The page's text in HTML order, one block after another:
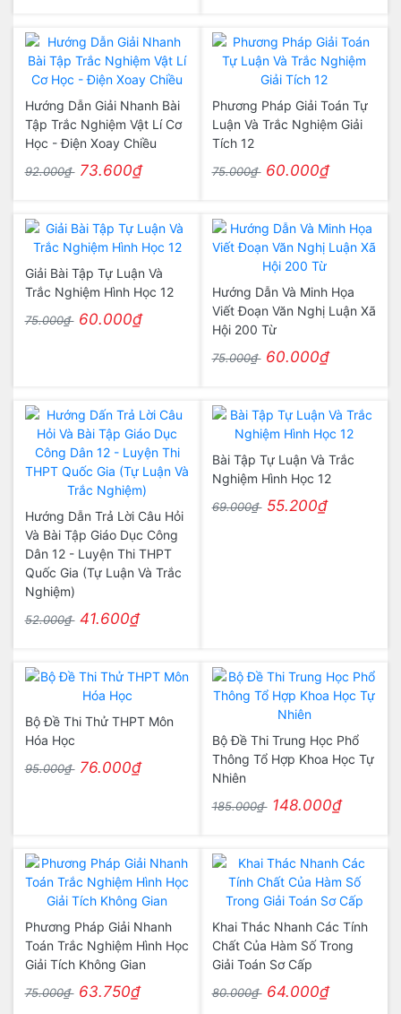
Hướng Dẫn Giải Nhanh Bài
Tập Trắc Nghiệm Vật Lí Cơ
Học - Điện Xoay Chiều
92.000₫ 73.600₫
Phương Pháp Giải Toán Tự
Luận Và Trắc Nghiệm Giải
Tích 12
75.000₫ 60.000₫
Giải Bài Tập Tự Luận Và
Trắc Nghiệm Hình Học 12
75.000₫ 60.000₫
Hướng Dẫn Và Minh Họa
Viết Đoạn Văn Nghị Luận Xã
Hội 200 Từ
75.000₫ 60.000₫
Hướng Dẫn Trả Lời Câu Hỏi
Và Bài Tập Giáo Dục Công
Dân 12 - Luyện Thi THPT
Quốc Gia (Tự Luận Và Trắc
Nghiệm)
52.000₫ 41.600₫
Bài Tập Tự Luận Và Trắc
Nghiệm Hình Học 12
69.000₫ 55.200₫
Bộ Đề Thi Thử THPT Môn
Hóa Học
95.000₫ 76.000₫
Bộ Đề Thi Trung Học Phổ
Thông Tổ Hợp Khoa Học Tự
Nhiên
185.000₫ 148.000₫
Phương Pháp Giải Nhanh
Toán Trắc Nghiệm Hình Học
Giải Tích Không Gian
75.000₫ 63.750₫
Khai Thác Nhanh Các Tính
Chất Của Hàm Số Trong
Giải Toán Sơ Cấp
80.000₫ 64.000₫